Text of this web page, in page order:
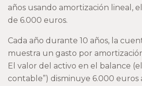
años usando amortización lineal,
de 6.000 euros.
Cada año durante 10 años, la
muestra un gasto por
El valor del activo en el balance
contable”) disminuye 6.000 euros